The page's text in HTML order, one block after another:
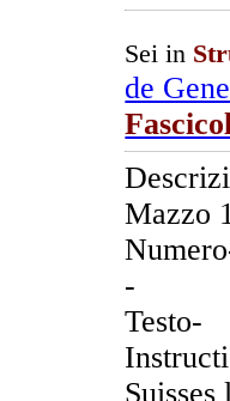
Sei in
de
Mazzo
-
Testo-